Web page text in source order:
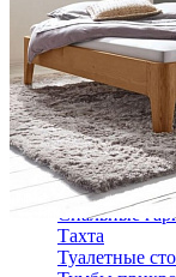
Зеркала
Комоды
Кровати
Кровати
Кровати
Кровати
Решетки и
Спальные
Тахта
Туалетные